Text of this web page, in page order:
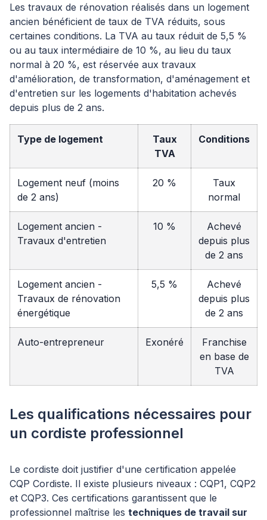
Les travaux de rénovation réalisés dans un logement
ancien bénéficient de taux de TVA réduits, sous
certaines conditions. La TVA au taux réduit de 5,5 %
ou au taux intermédiaire de 10 %, au lieu du taux
normal à 20 %, est réservée aux travaux
d'amélioration, de transformation, d'aménagement et
d'entretien sur les logements d'habitation achevés
depuis plus de 2 ans.
Type de logement
Taux
TVA
Conditions
Logement neuf (moins
de 2 ans)
20 %
Taux
normal
Logement ancien -
Travaux d'entretien
10 %
Achevé
depuis plus
de 2 ans
Logement ancien -
Travaux de rénovation
énergétique
5,5 %
Achevé
depuis plus
de 2 ans
Auto-entrepreneur Exonéré
Franchise
en base de
TVA
Les qualifications nécessaires pour
un cordiste professionnel
Le cordiste doit justifier d'une certification appelée
CQP Cordiste. Il existe plusieurs niveaux : CQP1, CQP2
et CQP3. Ces certifications garantissent que le
professionnel maîtrise les techniques de travail sur